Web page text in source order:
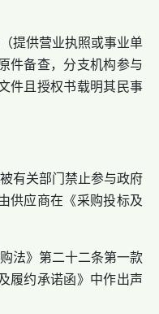
提供营业执照或事业单
件备查，分支机构参与
件且授权书载明其民事
有关部门禁止参与政府
供应商在《采购投标及
法》第二十二条第一款
履约承诺函》中作出声